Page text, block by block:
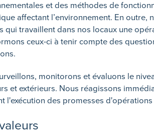
et des méthodes de
affectant l’environnement. En outre,
qui travaillent dans nos locaux une
ceux-ci à tenir compte des
monitorons et évaluons le
et extérieurs. Nous réagissons
l'exécution des promesses